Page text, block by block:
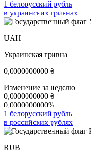
1 белорусский рубль
в украинских гривнах
UAH
Украинская гривна
0,0000000000 ₴
Изменение за неделю
0,0000000000 ₴
0,0000000000%
1 белорусский рубль
в российских рублях
RUB